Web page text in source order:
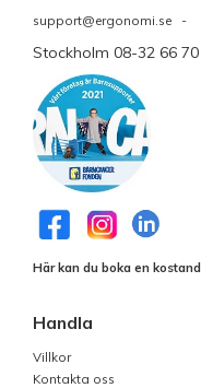
support@ergonomi.se -
Stockholm 08-32 66
Här kan du boka en
Handla
Villkor
Kontakta oss